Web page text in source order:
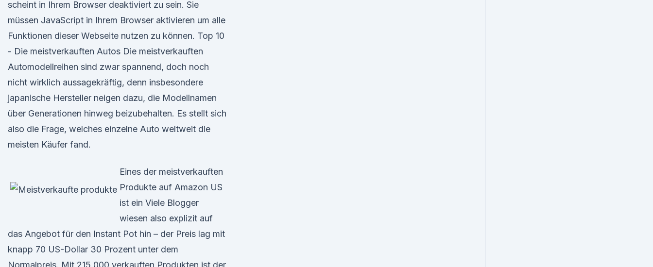
scheint in Ihrem Browser deaktiviert zu sein. Sie
müssen JavaScript in Ihrem Browser aktivieren um alle
Funktionen dieser Webseite nutzen zu können. Top 10
- Die meistverkauften Autos Die meistverkauften
Automodellreihen sind zwar spannend, doch noch
nicht wirklich aussagekräftig, denn insbesondere
japanische Hersteller neigen dazu, die Modellnamen
über Generationen hinweg beizubehalten. Es stellt sich
also die Frage, welches einzelne Auto weltweit die
meisten Käufer fand.
Eines der meistverkauften
Produkte auf Amazon US
ist ein Viele Blogger
wiesen also explizit auf
das Angebot für den Instant Pot hin – der Preis lag mit
knapp 70 US-Dollar 30 Prozent unter dem
Normalpreis. Mit 215.000 verkauften Produkten ist der